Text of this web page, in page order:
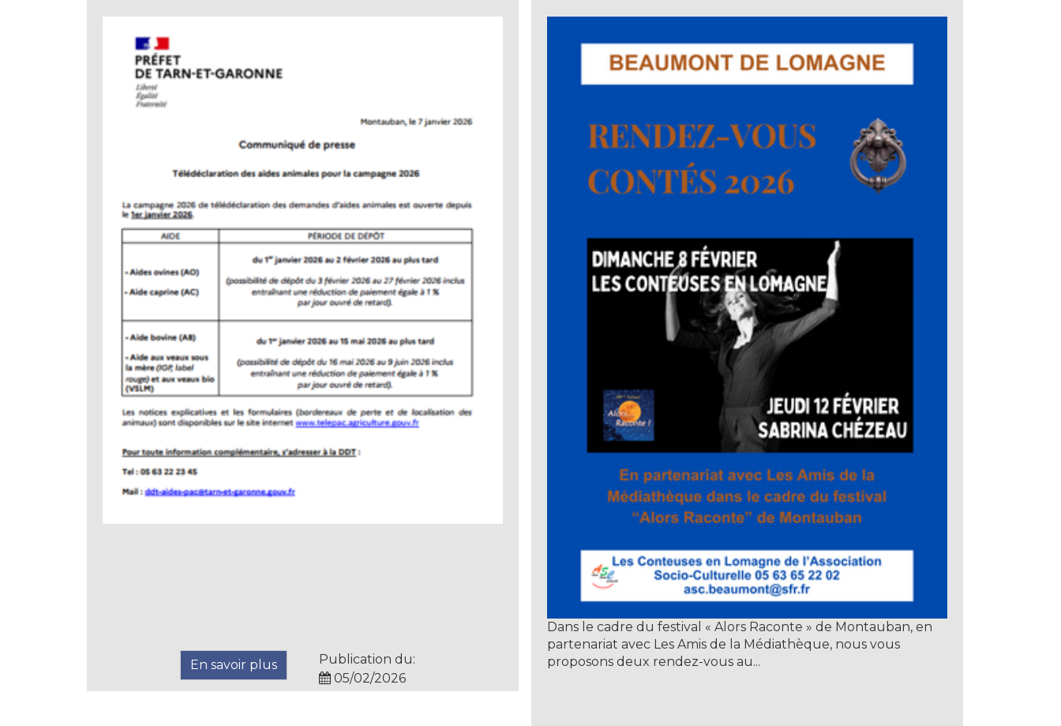
En savoir plus
Publication du:
05/02/2026
Dans le cadre du festival « Alors Raconte » de Montauban, en
partenariat avec Les Amis de la Médiathèque, nous vous
proposons deux rendez-vous au...